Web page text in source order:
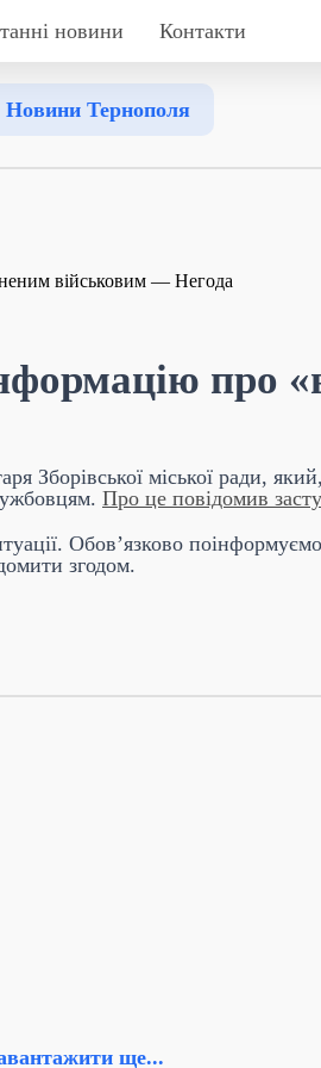
новини Контакти
Новини Тернополя
про
Зборівської міської ради,
Про це повідомив
Обов’язково
згодом.
ще...